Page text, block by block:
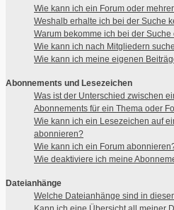
Wie kann ich ein Forum oder
Weshalb erhalte ich bei der Suche
Warum bekomme ich bei der
Wie kann ich nach Mitgliedern
Wie kann ich meine eigenen
Abonnements und Lesezeichen
Was ist der Unterschied zwischen
Abonnements für ein Thema oder
Wie kann ich ein Lesezeichen auf
abonnieren?
Wie kann ich ein Forum
Wie deaktiviere ich meine
Dateianhänge
Welche Dateianhänge sind in